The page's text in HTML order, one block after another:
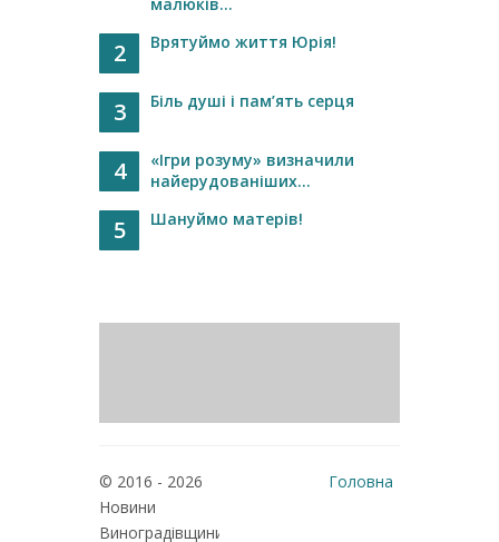
2 Врятуймо життя Юрія!
3 Біль душі і пам’ять серця
4
«Ігри розуму» визначили
найерудованіших...
5 Шануймо матерів!
© 2016 - 2026
Новини
Виноградівщини
Головна